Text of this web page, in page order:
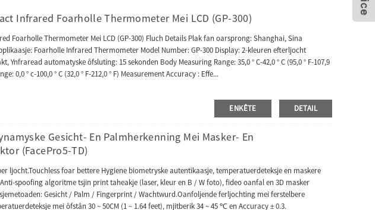
Infrared Foarholle Thermometer Mei LCD (GP-300)
Foarholle Thermometer Mei LCD (GP-300) Fluch Details Plak fan oarsprong: Shanghai, Sina
Foarholle Infrared Thermometer Model Number: GP-300 Display: 2-kleuren efterljocht
Ynfraread automatyske ôfsluting: 15 sekonden Body Measuring Range: 35,0 ° C-42,0 ° C (95,0 ° F-107,9
0,0 ° c-100,0 ° C (32,0 ° F-212,0 ° F) Measurement Accuracy : Effe...
ENKÊTE DETAIL
Gesicht- En Palmherkenning Mei Masker- En
(FacePro5-TD)
ljocht.Touchless foar bettere Hygiene biometryske autentikaasje, temperatuerdeteksje en maskere
spoofing algoritme tsjin print taheakje (laser, kleur en B / W foto), fideo oanfal en 3D masker
Gesicht / Palm / Fingerprint / Wachtwurd.Oanfoljende ferljochting mei ferstelbere
mei ôfstân 30 ~ 50CM (1 ~ 1.64 feet), mjitberik 34 ~ 45 ℃ en Accuracy ± 0.3.